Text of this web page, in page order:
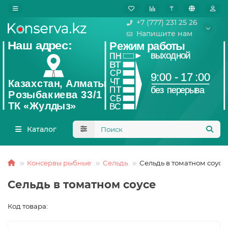
₸
+7 (777) 231 25 26
Напишите нам
Каталог
Консервы рыбные Сельдь Сельдь в томатном соусе
Сельдь в томатном соусе
Код товара: